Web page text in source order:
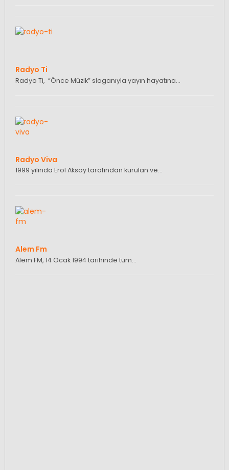
Radyo Ti
Radyo Ti, “Önce Müzik” sloganıyla yayın hayatına…
Radyo Viva
1999 yılında Erol Aksoy tarafından kurulan ve…
Alem Fm
Alem FM, 14 Ocak 1994 tarihinde tüm…